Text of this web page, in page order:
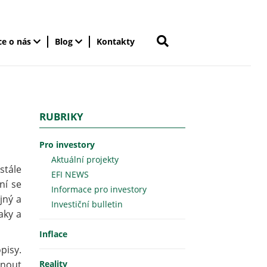
o nás Blog Kontakty
se
a
a
RUBRIKY
Pro investory
Aktuální projekty
EFI NEWS
Informace pro investory
Investiční bulletin
Inflace
Reality